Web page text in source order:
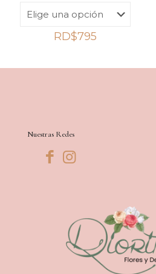
RD$795
Nuestras Redes